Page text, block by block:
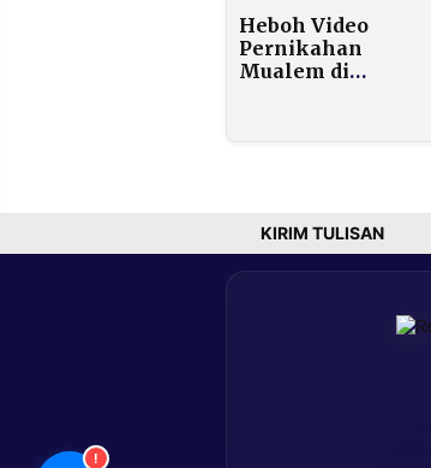
Heboh Video
Pernikahan
Mualem di
KIRIM TULISAN
!